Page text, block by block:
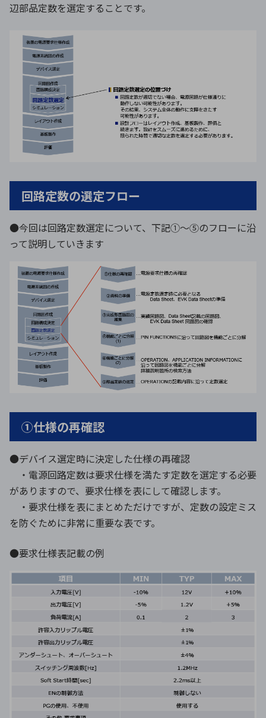
辺部品定数を選定することです。
回路定数の選定フロー
●今回は回路定数選定について、下記①～⑤のフローに沿
って説明していきます
①仕様の再確認
●デバイス選定時に決定した仕様の再確認
・電源回路定数は要求仕様を満たす定数を選定する必要
がありますので、要求仕様を表にして確認します。
・要求仕様を表にまとめただけですが、定数の設定ミス
を防ぐために非常に重要な表です。
●要求仕様表記載の例